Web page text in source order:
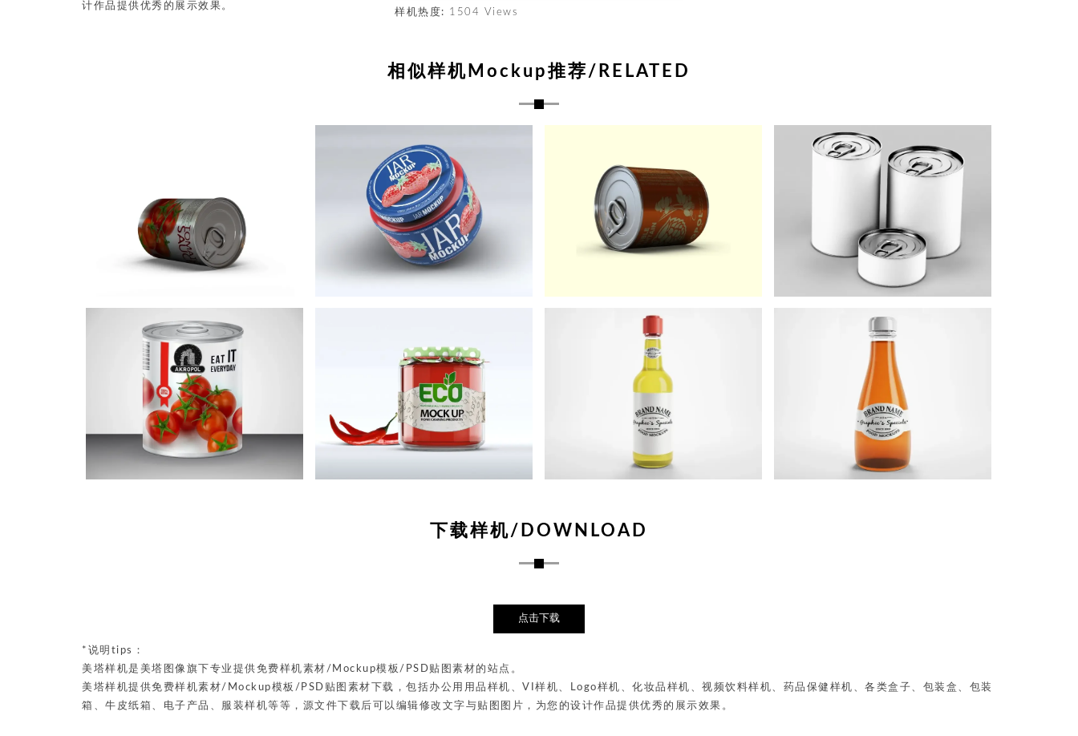
计作品提供优秀的展示效果。
样机热度: 1504 Views
相似样机Mockup推荐/RELATED
下载样机/DOWNLOAD
点击下载
*说明tips：
美塔样机是美塔图像旗下专业提供免费样机素材/Mockup模板/PSD贴图素材的站点。
美塔样机提供免费样机素材/Mockup模板/PSD贴图素材下载，包括办公用用品样机、VI样机、Logo样机、化妆品样机、视频饮料样机、药品保健样机、各类盒子、包装盒、包装
箱、牛皮纸箱、电子产品、服装样机等等，源文件下载后可以编辑修改文字与贴图图片，为您的设计作品提供优秀的展示效果。